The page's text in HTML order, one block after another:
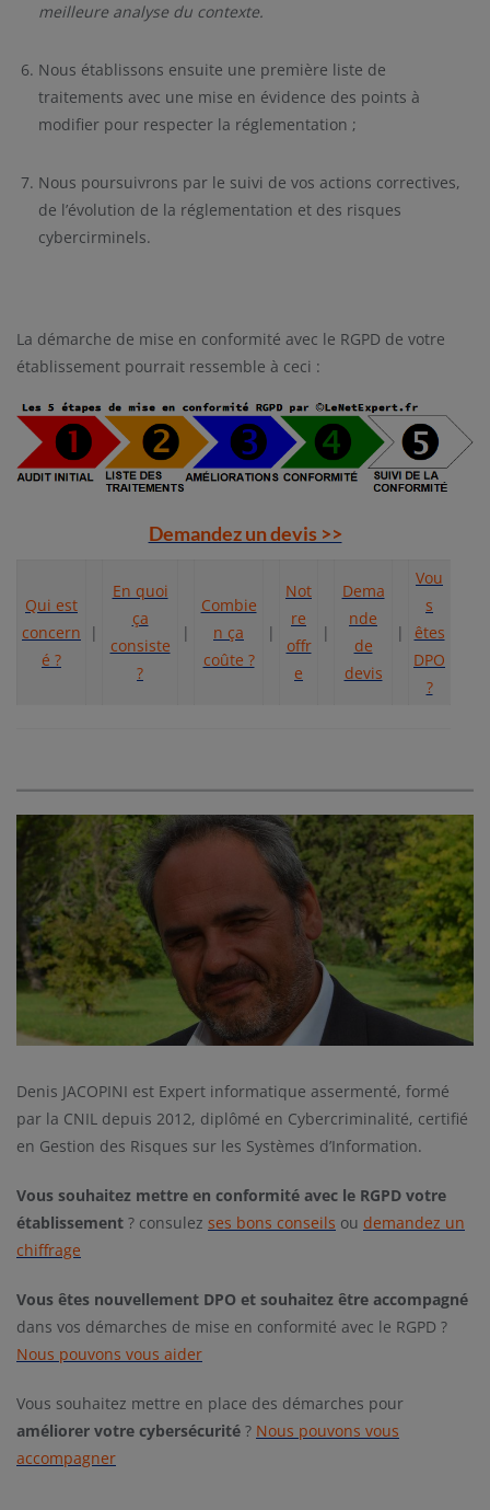
meilleure analyse du contexte.
Nous établissons ensuite une première liste de
traitements avec une mise en évidence des points à
modifier pour respecter la réglementation ;
Nous poursuivrons par le suivi de vos actions correctives,
de l’évolution de la réglementation et des risques
cybercirminels.
La démarche de mise en conformité avec le RGPD de votre
établissement pourrait ressemble à ceci :
Demandez un devis >>
Qui est
concern
é ?
|
En quoi
ça
consiste
?
|
Combie
n ça
coûte ?
|
Not
re
offr
e
|
Dema
nde
de
devis
|
Vou
s
êtes
DPO
?
Denis JACOPINI est Expert informatique assermenté, formé
par la CNIL depuis 2012, diplômé en Cybercriminalité, certifié
en Gestion des Risques sur les Systèmes d’Information.
Vous souhaitez mettre en conformité avec le RGPD votre
établissement ? consulez ses bons conseils ou demandez un
chiffrage
Vous êtes nouvellement DPO et souhaitez être accompagné
dans vos démarches de mise en conformité avec le RGPD ?
Nous pouvons vous aider
Vous souhaitez mettre en place des démarches pour
améliorer votre cybersécurité ? Nous pouvons vous
accompagner